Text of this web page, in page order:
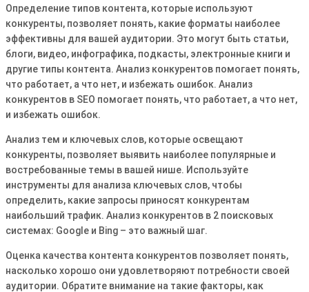
Определение типов контента, которые используют
конкуренты, позволяет понять, какие форматы наиболее
эффективны для вашей аудитории. Это могут быть статьи,
блоги, видео, инфографика, подкасты, электронные книги и
другие типы контента. Анализ конкурентов помогает понять,
что работает, а что нет, и избежать ошибок. Анализ
конкурентов в SEO помогает понять, что работает, а что нет,
и избежать ошибок.
Анализ тем и ключевых слов, которые освещают
конкуренты, позволяет выявить наиболее популярные и
востребованные темы в вашей нише. Используйте
инструменты для анализа ключевых слов, чтобы
определить, какие запросы приносят конкурентам
наибольший трафик. Анализ конкурентов в 2 поисковых
системах: Google и Bing – это важный шаг.
Оценка качества контента конкурентов позволяет понять,
насколько хорошо они удовлетворяют потребности своей
аудитории. Обратите внимание на такие факторы, как